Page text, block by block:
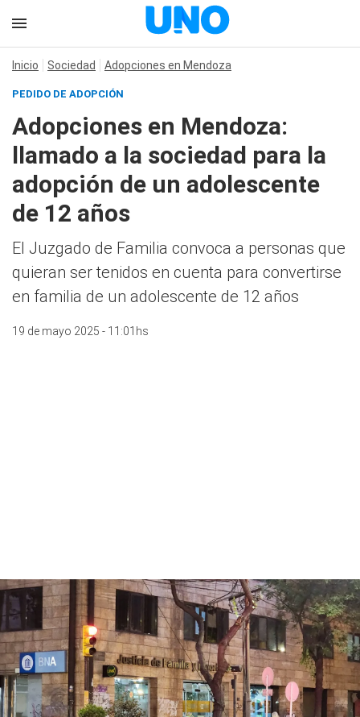
Inicio Sociedad Adopciones en Mendoza
PEDIDO DE ADOPCIÓN
Adopciones en Mendoza:
llamado a la sociedad para la
adopción de un adolescente
de 12 años
El Juzgado de Familia convoca a personas que
quieran ser tenidos en cuenta para convertirse
en familia de un adolescente de 12 años
19 de mayo 2025 - 11:01hs